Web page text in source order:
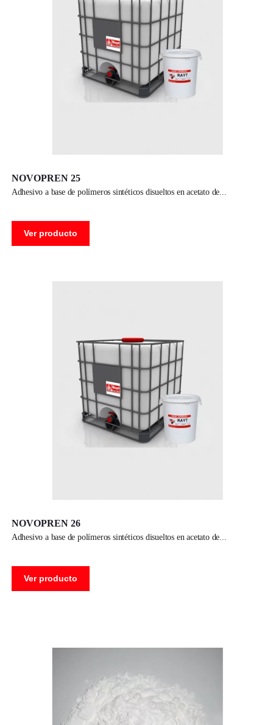
NOVOPREN 25
adhesivo a base de polímeros sintéticos disueltos en acetato de
Ver producto
NOVOPREN 26
adhesivo a base de polímeros sintéticos disueltos en acetato de
Ver producto